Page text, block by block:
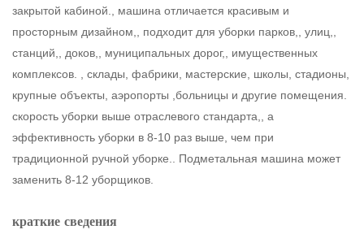
закрытой кабиной., машина отличается красивым и
просторным дизайном,, подходит для уборки парков,, улиц,,
станций,, доков,, муниципальных дорог,, имущественных
комплексов. , склады, фабрики, мастерские, школы, стадионы,
крупные объекты, аэропорты ,больницы и другие помещения.
скорость уборки выше отраслевого стандарта,, а
эффективность уборки в 8-10 раз выше, чем при
традиционной ручной уборке.. Подметальная машина может
заменить 8-12 уборщиков.
краткие сведения